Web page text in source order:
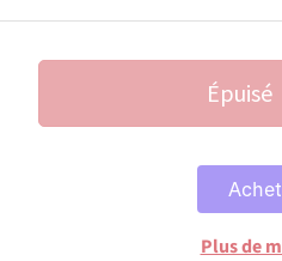
AUGMENTER LA QUANTITÉ
Épuisé
Plus de